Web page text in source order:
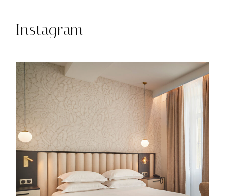
Instagram